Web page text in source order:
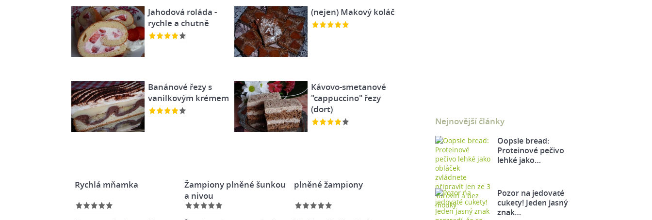
Jahodová roláda -
rychle a chutně
(nejen) Makový koláč
Banánové řezy s
vanilkovým krémem
Kávovo-smetanové
"cappuccino" řezy
(dort)
Rychlá mňamka
Žampiony plněné šunkou
a nivou
plněné žampiony
Nejnovější články
Oopsie bread:
Proteinové pečivo
lehké jako…
Pozor na jedovaté
cukety! Jeden jasný
znak…